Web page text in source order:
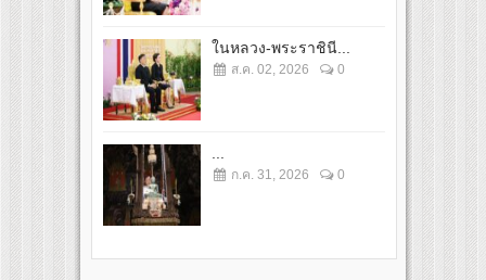
ในหลวง-พระราชินี...
ส.ค. 02, 2026 0
...
ก.ค. 31, 2026 0